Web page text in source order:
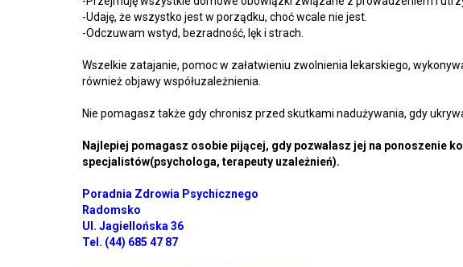
-Udaję, że wszystko jest w porządku, choć wcale nie jest.
-Odczuwam wstyd, bezradność, lęk i strach.
Wszelkie zatajanie, pomoc w załatwieniu zwolnienia lekarskiego,
również objawy współuzależnienia.
Nie pomagasz także gdy chronisz przed skutkami nadużywania, gdy
Najlepiej pomagasz osobie pijącej, gdy pozwalasz jej na ponoszenie
specjalistów(psychologa, terapeuty uzależnień).
Poradnia Zdrowia Psychicznego
Radomsko
Ul. Jagiellońska 36
Tel. (44) 685 47 87